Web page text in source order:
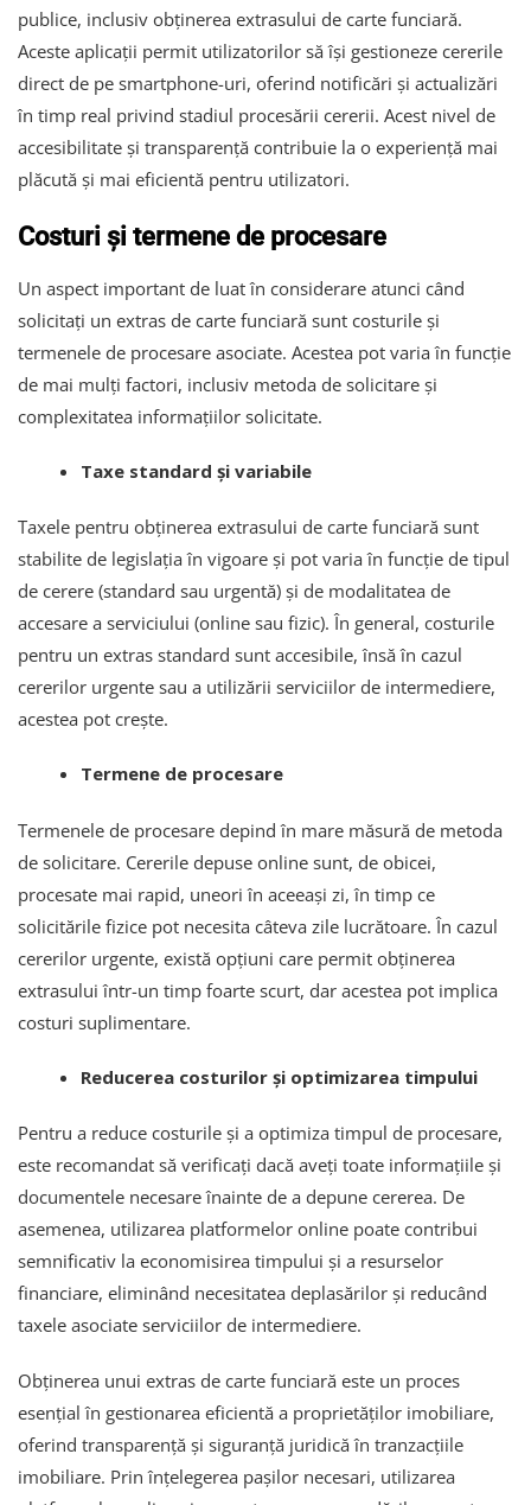
publice, inclusiv obținerea extrasului de carte funciară.
Aceste aplicații permit utilizatorilor să își gestioneze cererile
direct de pe smartphone-uri, oferind notificări și actualizări
în timp real privind stadiul procesării cererii. Acest nivel de
accesibilitate și transparență contribuie la o experiență mai
plăcută și mai eficientă pentru utilizatori.
Costuri și termene de procesare
Un aspect important de luat în considerare atunci când
solicitați un extras de carte funciară sunt costurile și
termenele de procesare asociate. Acestea pot varia în funcție
de mai mulți factori, inclusiv metoda de solicitare și
complexitatea informațiilor solicitate.
Taxe standard și variabile
Taxele pentru obținerea extrasului de carte funciară sunt
stabilite de legislația în vigoare și pot varia în funcție de tipul
de cerere (standard sau urgentă) și de modalitatea de
accesare a serviciului (online sau fizic). În general, costurile
pentru un extras standard sunt accesibile, însă în cazul
cererilor urgente sau a utilizării serviciilor de intermediere,
acestea pot crește.
Termene de procesare
Termenele de procesare depind în mare măsură de metoda
de solicitare. Cererile depuse online sunt, de obicei,
procesate mai rapid, uneori în aceeași zi, în timp ce
solicitările fizice pot necesita câteva zile lucrătoare. În cazul
cererilor urgente, există opțiuni care permit obținerea
extrasului într-un timp foarte scurt, dar acestea pot implica
costuri suplimentare.
Reducerea costurilor și optimizarea timpului
Pentru a reduce costurile și a optimiza timpul de procesare,
este recomandat să verificați dacă aveți toate informațiile și
documentele necesare înainte de a depune cererea. De
asemenea, utilizarea platformelor online poate contribui
semnificativ la economisirea timpului și a resurselor
financiare, eliminând necesitatea deplasărilor și reducând
taxele asociate serviciilor de intermediere.
Obținerea unui extras de carte funciară este un proces
esențial în gestionarea eficientă a proprietăților imobiliare,
oferind transparență și siguranță juridică în tranzacțiile
imobiliare. Prin înțelegerea pașilor necesari, utilizarea